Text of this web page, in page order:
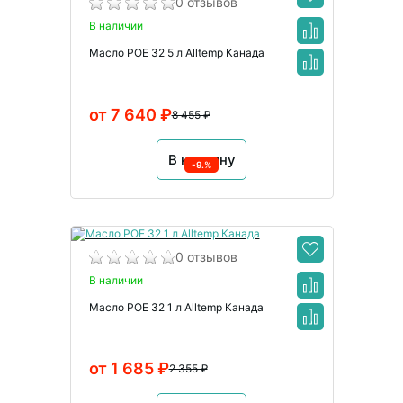
В наличии
Масло POE 32 5 л Alltemp Канада
8 455 ₽
от 7 640 ₽
В корзину
-9.%
0 отзывов
В наличии
Масло POE 32 1 л Alltemp Канада
2 355 ₽
от 1 685 ₽